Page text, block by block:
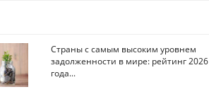
Страны с самым высоким уровнем
задолженности в мире: рейтинг 2026
года...